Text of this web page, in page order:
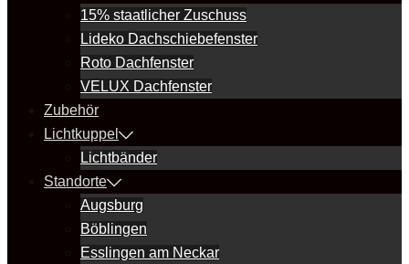
15% staatlicher Zuschuss
Lideko Dachschiebefenster
Roto Dachfenster
VELUX Dachfenster
Zubehör
Lichtkuppel
Lichtbänder
Standorte
Augsburg
Böblingen
Esslingen am Neckar